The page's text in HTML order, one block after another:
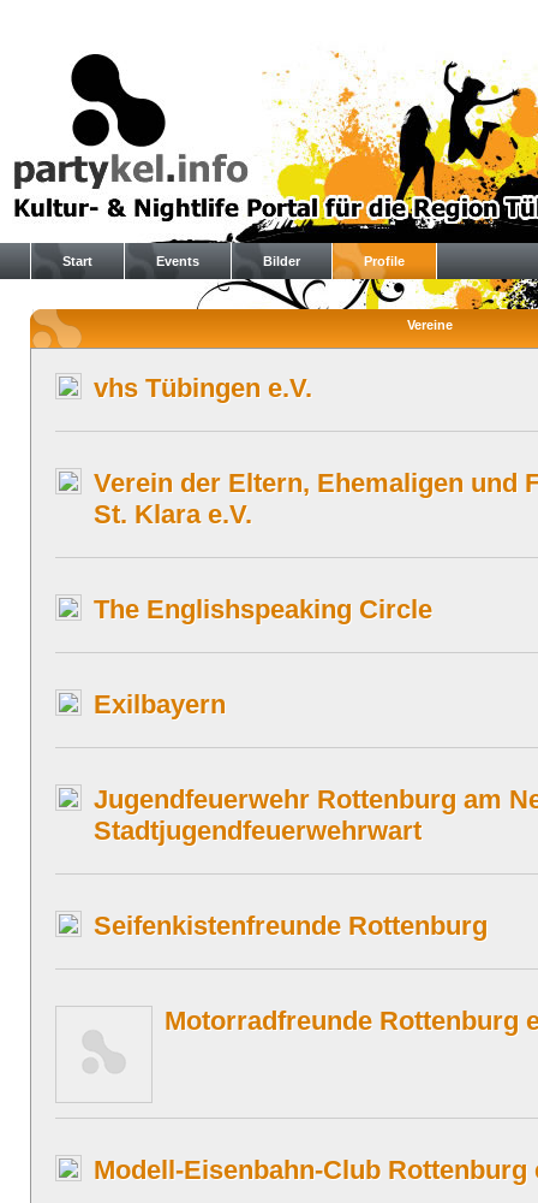
Start Events Bilder Profile
Vereine
vhs Tübingen e.V.
Verein der Eltern, Ehemaligen und
St. Klara e.V.
The Englishspeaking Circle
Exilbayern
Jugendfeuerwehr Rottenburg am
Stadtjugendfeuerwehrwart
Seifenkistenfreunde Rottenburg
Motorradfreunde Rottenburg
Modell-Eisenbahn-Club Rottenburg